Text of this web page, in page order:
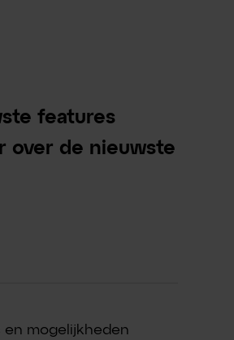
features
over de nieuwste
en mogelijkheden